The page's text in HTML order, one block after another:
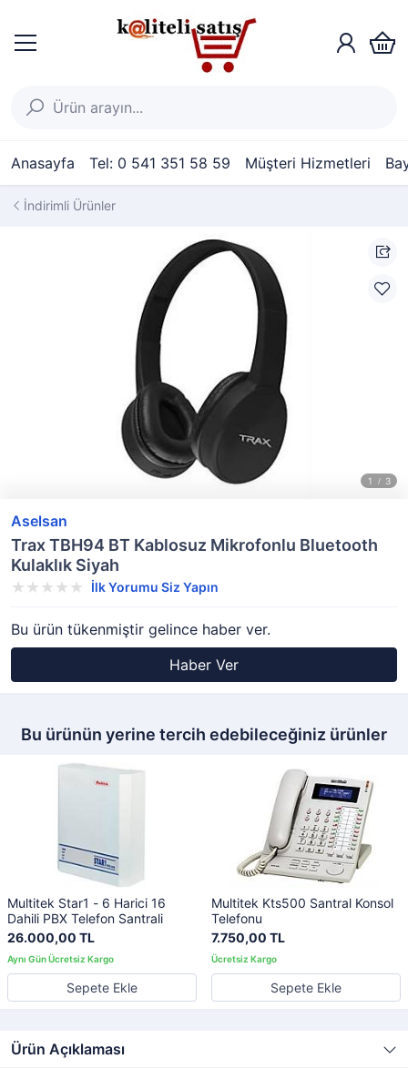
Anasayfa Tel: 0 541 351 58 59 Müşteri Hizmetleri
İndirimli Ürünler
Aselsan
Trax TBH94 BT Kablosuz Mikrofonlu Bluetooth
Kulaklık Siyah
İlk Yorumu Siz Yapın
Bu ürün tükenmiştir gelince haber ver.
Haber Ver
Bu ürünün yerine tercih edebileceğiniz ürünler
Multitek Star1 - 6 Harici 16
Dahili PBX Telefon Santrali
26.000,00 TL
Sepete Ekle
Multitek Kts500 Santral Konsol
Telefonu
7.750,00 TL
Sepete Ekle
Ürün Açıklaması